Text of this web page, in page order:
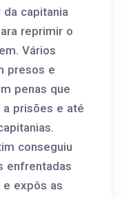
da capitania
reprimir o
Vários
presos e
penas que
a prisões e até
conseguiu
enfrentadas
expôs as